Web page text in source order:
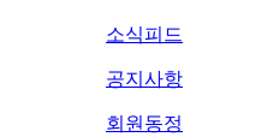
소식피드
공지사항
회원동정